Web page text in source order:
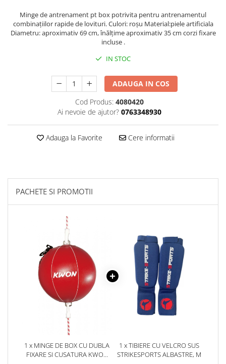
Palmare/Palete Box/Arte Martiale
Perne Antrenament Arte Martiale
Imbracaminte sport
Sorturi Kickboxing / MMA
Tricouri / Maiouri
Trening/Compleu
Bluze / Hanorace/Geci
Genti Echipament
Proteze/Protectii dentare
Lupte/Wrestling
Dresuri/Echipament
Accesorii Lupte/Wrestling
Suprafete de lupta/Dotari sala
Suprafete de Lupta/Antrenament
Dotari Sala/Dojo
Proteine & Aminoacizi
Suplimente pt Masa Musculara
PRE-Workout
Minge de antrenament pt box potrivita pentru antrenamentul
combinațiilor rapide de lovituri. Culori: roșu Material:piele artificiala
Diametru: aproximativ 69 cm, înălțime aproximativ 35 cm corzi fixare
incluse .
IN STOC
ADAUGA IN COS
Cod Produs: 4080420
Ai nevoie de ajutor? 0763348930
Adauga la Favorite Cere informatii
PACHETE SI PROMOTII
1 x MINGE DE BOX CU DUBLA
FIXARE SI CUSATURA KWON
1 x TIBIERE CU VELCRO SUS
STRIKESPORTS ALBASTRE, M